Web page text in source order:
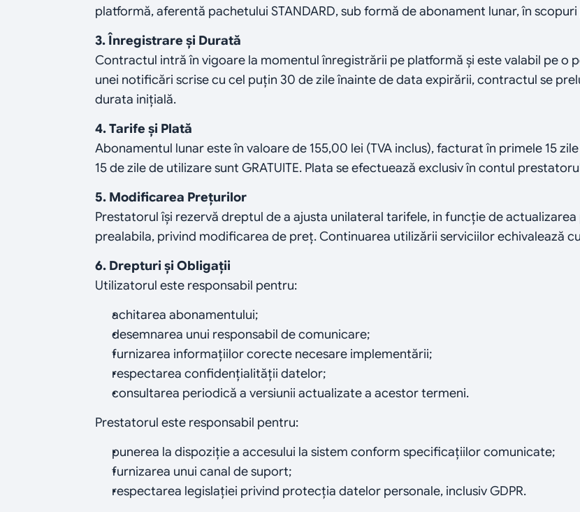
platformă, aferentă pachetului STANDARD, sub formă de abonament lunar, în
3. Înregistrare și Durată
Contractul intră în vigoare la momentul înregistrării pe platformă și este valabil pe o
unei notificări scrise cu cel puțin 30 de zile înainte de data expirării, contractul se
durata inițială.
4. Tarife și Plată
Abonamentul lunar este în valoare de 155,00 lei (TVA inclus), facturat în primele 15
15 de zile de utilizare sunt GRATUITE. Plata se efectuează exclusiv în contul
5. Modificarea Prețurilor
Prestatorul își rezervă dreptul de a ajusta unilateral tarifele, in funcție de
prealabila, privind modificarea de preț. Continuarea utilizării serviciilor echivalează
6. Drepturi și Obligații
Utilizatorul este responsabil pentru:
achitarea abonamentului;
desemnarea unui responsabil de comunicare;
furnizarea informațiilor corecte necesare implementării;
respectarea confidențialității datelor;
consultarea periodică a versiunii actualizate a acestor termeni.
Prestatorul este responsabil pentru:
punerea la dispoziție a accesului la sistem conform specificațiilor comunicate;
furnizarea unui canal de suport;
respectarea legislației privind protecția datelor personale, inclusiv GDPR.